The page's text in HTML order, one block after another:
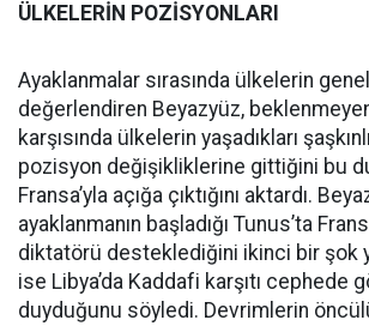
ÜLKELERİN POZİSYONLARI
Ayaklanmalar sırasında ülkelerin genel
değerlendiren Beyazyüz,
karşısında ülkelerin yaşadıkları
pozisyon değişikliklerine gittiğini bu
Fransa’yla açığa çıktığını aktardı.
ayaklanmanın başladığı Tunus’ta
diktatörü desteklediğini ikinci bir şok
ise Libya’da Kaddafi karşıtı cephede
duyduğunu söyledi. Devrimlerin